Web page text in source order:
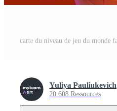
Yuliya Pauliukevich
20 608 Ressources